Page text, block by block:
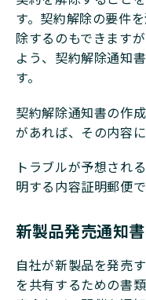
す。契約解除の要件
除するのもできます
よう、契約解除通知
す。
契約解除通知書の作
があれば、その内容に
トラブルが予想され
明する内容証明郵便
新製品発売通知書
自社が新製品を発売
を共有するための書